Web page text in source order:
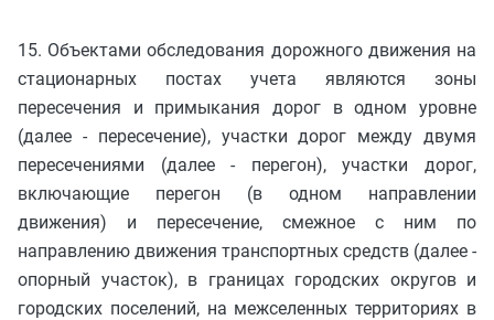
15. Объектами обследования дорожного движения на
стационарных постах учета являются зоны
пересечения и примыкания дорог в одном уровне
(далее - пересечение), участки дорог между двумя
пересечениями (далее - перегон), участки дорог,
включающие перегон (в одном направлении
движения) и пересечение, смежное с ним по
направлению движения транспортных средств (далее -
опорный участок), в границах городских округов и
городских поселений, на межселенных территориях в